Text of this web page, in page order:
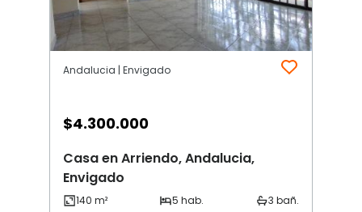
Andalucia | Envigado
$4.300.000
Casa en Arriendo, Andalucia,
Envigado